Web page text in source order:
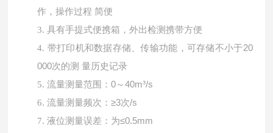
作，操作过程 简便
3.具有手提式便携箱，外出检测携带方便
4. 带打印机和数据存储、传输功能，可存储不小于20
000次的测 量历史记录
5.流量测量范围：0～40m³/s
6.流量测量频次：≥3次/s
7.液位测量误差：为≤0.5mm